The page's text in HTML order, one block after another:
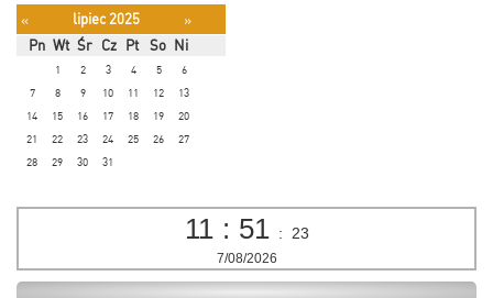
« lipiec 2025
»
Pn Wt Śr Cz Pt So Ni
1 2 3 4 5
6
7
8 9 10 11 12
13
14
15 16 17 18 19
20
21
22 23 24 25 26
27
28
29 30 31
11 : 51 : 24
7/08/2026